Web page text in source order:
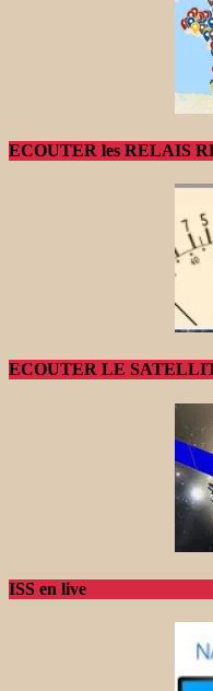
ECOUTER les RELAIS
ECOUTER LE
ISS en live